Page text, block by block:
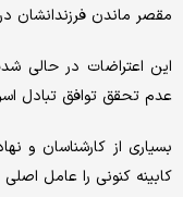
مقصر ماندن فرزندانشان
این اعتراضات در حالی
عدم تحقق توافق تبادل
بسیاری از کارشناسان و
کابینه کنونی را عامل